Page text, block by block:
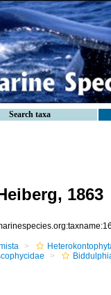
Search taxa
1863